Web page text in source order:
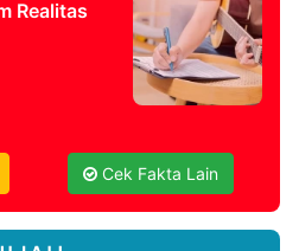
Realitas
Cek Fakta Lain